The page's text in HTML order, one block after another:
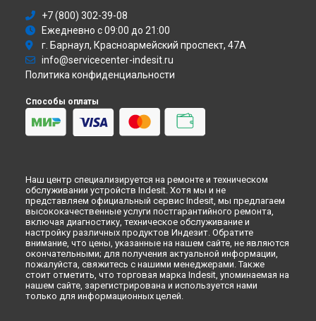
Ремонт посудомоечной машины DSR 57B S Indesit в
Ремонт посудомоечной машины DSR 57B S Indesit в
Красноярске
Ремонт посудомоечной машины DSR 57B S Indesit в
Ремонт посудомоечной машины DSR 57B S Indesit в
Ремонт посудомоечной машины DSR 57B S Indesit в
Ремонт посудомоечной машины DSR 57B S Indesit в
Оренбурге
Новокузнецке
Ремонт посудомоечной машины DSR 57B S Indesit вРязани
Ремонт посудомоечной машины DSR 57B S Indesit в
Астрахани
Ремонт посудомоечной машины DSR 57B S Indesit в
Набережных Челнах
Ремонт посудомоечной машины DSR 57B S Indesit в
Липецке
+7 (800) 302-39-08
Ежедневно с 09:00 до 21:00
г. Барнаул, Красноармейский проспект, 47А
info@servicecenter-indesit.ru
Политика конфиденциальности
Способы оплаты
Наш центр специализируется на ремонте и техническом
обслуживании устройств Indesit. Хотя мы и не
представляем официальный сервис Indesit, мы предлагаем
высококачественные услуги постгарантийного ремонта,
включая диагностику, техническое обслуживание и
настройку различных продуктов Индезит. Обратите
внимание, что цены, указанные на нашем сайте, не являются
окончательными; для получения актуальной информации,
пожалуйста, свяжитесь с нашими менеджерами. Также
стоит отметить, что торговая марка Indesit, упоминаемая на
нашем сайте, зарегистрирована и используется нами
только для информационных целей.